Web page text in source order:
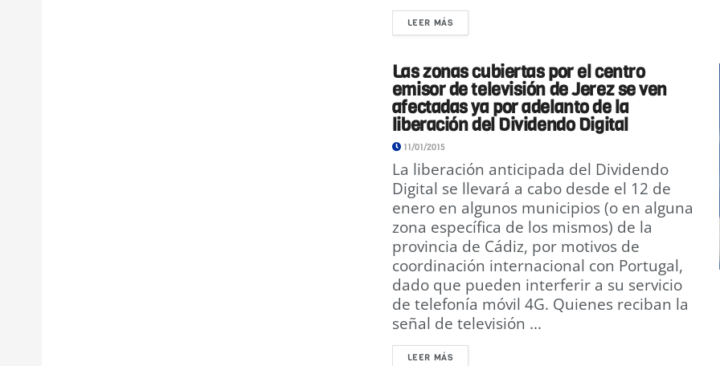
LEER MÁS
Las zonas cubiertas por el centro
emisor de televisión de Jerez se ven
afectadas ya por adelanto de la
liberación del Dividendo Digital
11/01/2015
La liberación anticipada del Dividendo
Digital se llevará a cabo desde el 12 de
enero en algunos municipios (o en alguna
zona específica de los mismos) de la
provincia de Cádiz, por motivos de
coordinación internacional con Portugal,
dado que pueden interferir a su servicio
de telefonía móvil 4G. Quienes reciban la
señal de televisión ...
LEER MÁS